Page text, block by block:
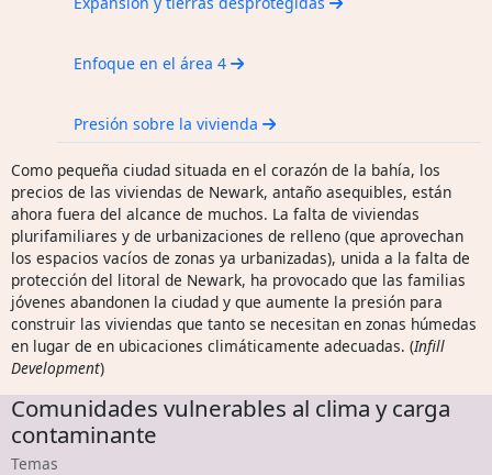
Enfoque en el área 4
Presión sobre la vivienda
Como pequeña ciudad situada en el corazón de la bahía, los
precios de las viviendas de Newark, antaño asequibles, están
ahora fuera del alcance de muchos. La falta de viviendas
plurifamiliares y de urbanizaciones de relleno (que aprovechan
los espacios vacíos de zonas ya urbanizadas), unida a la falta de
protección del litoral de Newark, ha provocado que las familias
jóvenes abandonen la ciudad y que aumente la presión para
construir las viviendas que tanto se necesitan en zonas húmedas
en lugar de en ubicaciones climáticamente adecuadas. (Infill
Development)
Comunidades vulnerables al clima y carga
contaminante
Temas